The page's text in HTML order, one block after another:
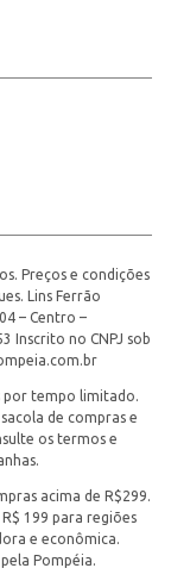
Preços e condições
Lins Ferrão
– Centro –
Inscrito no CNPJ sob
por tempo limitado.
de compras e
os termos e
acima de R$299.
199 para regiões
e econômica.
Pompéia.